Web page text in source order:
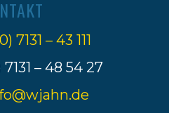
7131 – 43 111
– 48 54 27